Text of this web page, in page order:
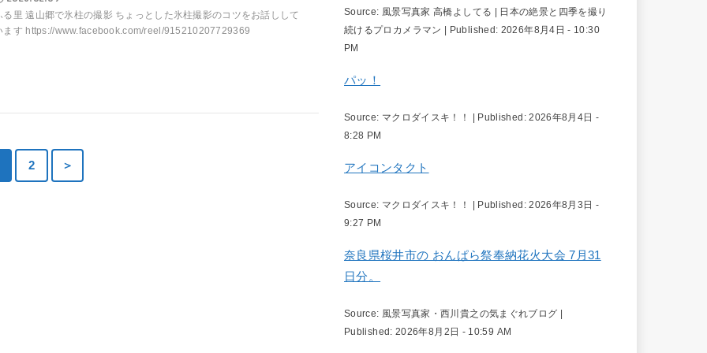
る里 遠山郷で氷柱の撮影 ちょっとした氷柱撮影のコツをお話しして
ます https://www.facebook.com/reel/915210207729369
2 ＞
Source: 風景写真家 高橋よしてる | 日本の絶景と四季を撮り
続けるプロカメラマン | Published: 2026年8月4日 - 10:30
PM
パッ！
Source: マクロダイスキ！！ | Published:2026年8月4日 -
8:28 PM
アイコンタクト
Source: マクロダイスキ！！ | Published:2026年8月3日 -
9:27 PM
奈良県桜井市の おんぱら祭奉納花火大会 7月31
日分。
Source: 風景写真家・西川貴之の気まぐれブログ |
Published: 2026年8月2日 - 10:59 AM